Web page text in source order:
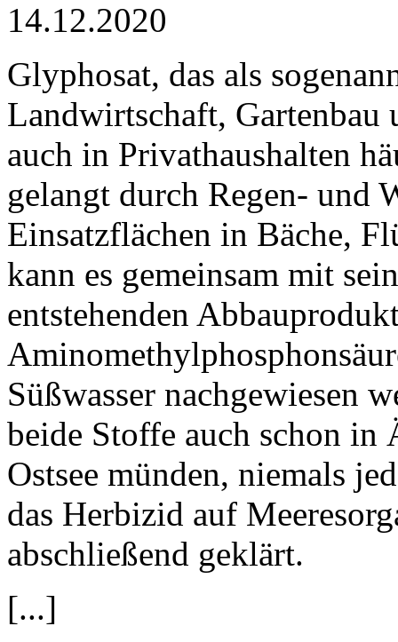
14.12.2020
Glyphosat, das als
Landwirtschaft,
auch in Privathaushalten
gelangt durch Regen- und
Einsatzflächen in Bäche,
kann es gemeinsam mit
entstehenden
Süßwasser nachgewiesen
beide Stoffe auch schon in
Ostsee münden, niemals
das Herbizid auf
abschließend geklärt.
[...]